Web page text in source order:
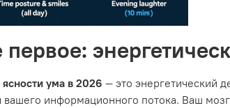
ума в 2026 — это энергетический
вашего информационного потока. Ваш